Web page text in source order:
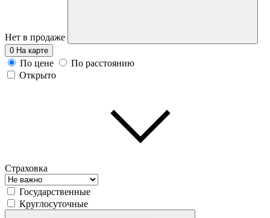
Нет в продаже
0 На карте
По цене
По расстоянию
Открыто
Страховка
Государственные
Круглосуточные